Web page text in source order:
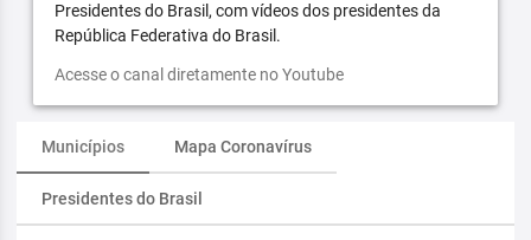
Presidentes do Brasil, com vídeos dos presidentes da
República Federativa do Brasil.
Acesse o canal diretamente no Youtube
Municípios Mapa Coronavírus
Presidentes do Brasil